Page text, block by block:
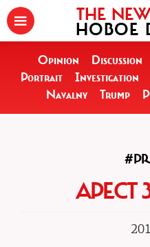
THE
НОВОЕ
Opinion Discussion
Portrait
Investigation
Navalny
Trump
АРЕСТ